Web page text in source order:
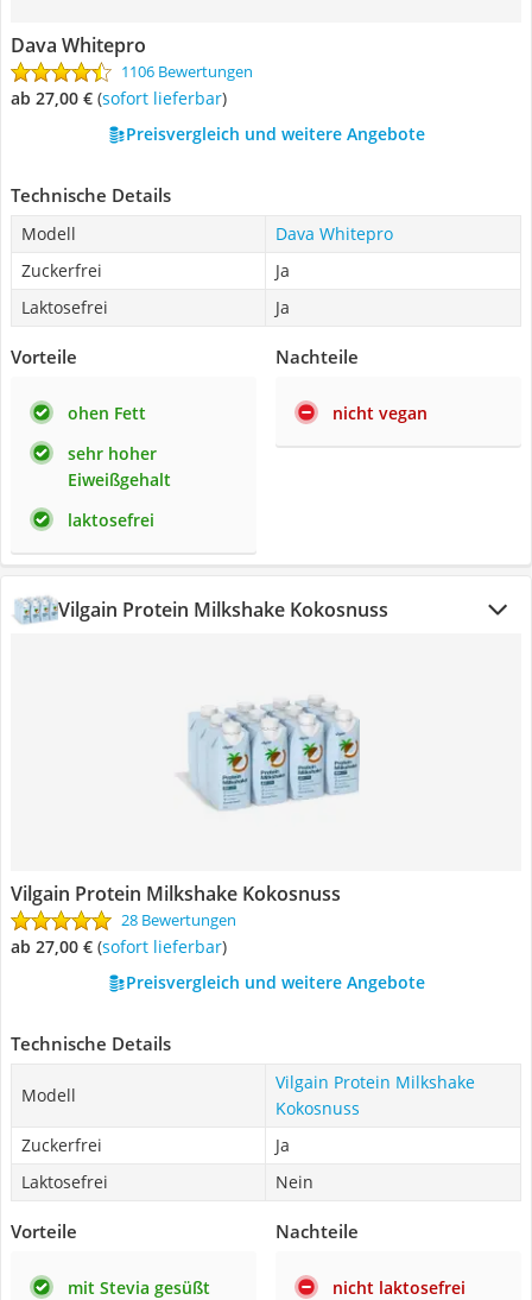
Dava Whitepro
1106 Bewertungen
ab 27,00 € ( Sofort lieferbar)
Preisvergleich und weitere Angebote
Technische Details
Modell
Dava Whitepro
Zuckerfrei
Ja
Laktosefrei
Ja
Vorteile
ohen Fett
sehr hoher
Eiweißgehalt
laktosefrei
Nachteile
nicht vegan
Vilgain Protein Milkshake Kokosnuss
Vilgain Protein Milkshake Kokosnuss
28 Bewertungen
ab 27,00 € ( Sofort lieferbar)
Preisvergleich und weitere Angebote
Technische Details
Modell
Vilgain Protein Milkshake
Kokosnuss
Zuckerfrei
Ja
Laktosefrei
Nein
Vorteile
mit Stevia gesüßt
Nachteile
nicht laktosefrei